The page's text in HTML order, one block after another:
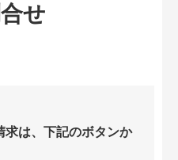
せ
は、下記のボタンか